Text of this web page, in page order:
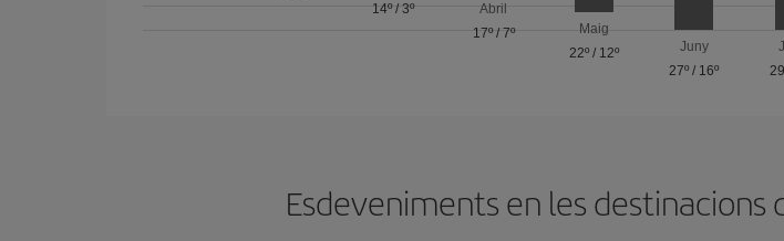
14º/3º
Abril
17º/ 7º
Maig
22º/ 12º
Juny
27º / 16º
Esdeveniments en les